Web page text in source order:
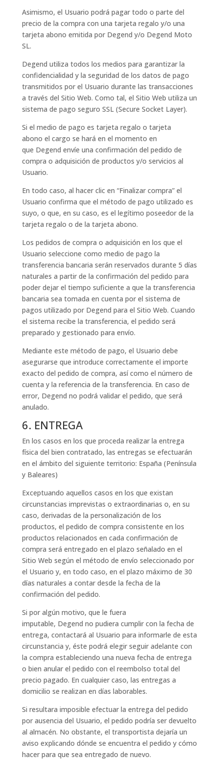
Asimismo, el Usuario podrá pagar todo o parte del
precio de la compra con una tarjeta regalo y/o una
tarjeta abono emitida por Degend y/o Degend Moto
SL.
Degend utiliza todos los medios para garantizar la
confidencialidad y la seguridad de los datos de pago
transmitidos por el Usuario durante las transacciones
a través del Sitio Web. Como tal, el Sitio Web utiliza un
sistema de pago seguro SSL (Secure Socket Layer).
Si el medio de pago es tarjeta regalo o tarjeta
abono el cargo se hará en el momento en
que Degend envíe una confirmación del pedido de
compra o adquisición de productos y/o servicios al
Usuario.
En todo caso, al hacer clic en “Finalizar compra” el
Usuario confirma que el método de pago utilizado es
suyo, o que, en su caso, es el legítimo poseedor de la
tarjeta regalo o de la tarjeta abono.
Los pedidos de compra o adquisición en los que el
Usuario seleccione como medio de pago la
transferencia bancaria serán reservados durante 5 días
naturales a partir de la confirmación del pedido para
poder dejar el tiempo suficiente a que la transferencia
bancaria sea tomada en cuenta por el sistema de
pagos utilizado por Degend para el Sitio Web. Cuando
el sistema recibe la transferencia, el pedido será
preparado y gestionado para envío.
Mediante este método de pago, el Usuario debe
asegurarse que introduce correctamente el importe
exacto del pedido de compra, así como el número de
cuenta y la referencia de la transferencia. En caso de
error, Degend no podrá validar el pedido, que será
anulado.
6. ENTREGA
En los casos en los que proceda realizar la entrega
física del bien contratado, las entregas se efectuarán
en el ámbito del siguiente territorio: España (Península
y Baleares)
Exceptuando aquellos casos en los que existan
circunstancias imprevistas o extraordinarias o, en su
caso, derivadas de la personalización de los
productos, el pedido de compra consistente en los
productos relacionados en cada confirmación de
compra será entregado en el plazo señalado en el
Sitio Web según el método de envío seleccionado por
el Usuario y, en todo caso, en el plazo máximo de 30
días naturales a contar desde la fecha de la
confirmación del pedido.
Si por algún motivo, que le fuera
imputable, Degend no pudiera cumplir con la fecha de
entrega, contactará al Usuario para informarle de esta
circunstancia y, éste podrá elegir seguir adelante con
la compra estableciendo una nueva fecha de entrega
o bien anular el pedido con el reembolso total del
precio pagado. En cualquier caso, las entregas a
domicilio se realizan en días laborables.
Si resultara imposible efectuar la entrega del pedido
por ausencia del Usuario, el pedido podría ser devuelto
al almacén. No obstante, el transportista dejaría un
aviso explicando dónde se encuentra el pedido y cómo
hacer para que sea entregado de nuevo.